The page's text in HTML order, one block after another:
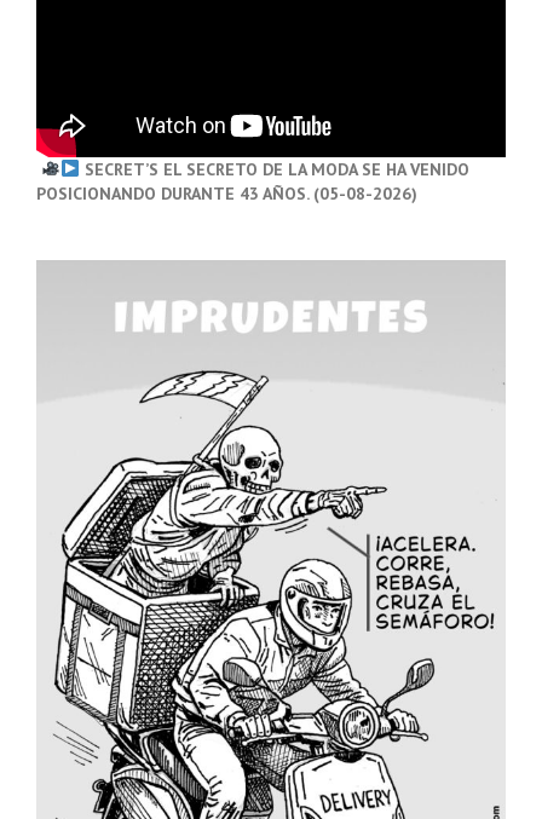
SECRET’S EL SECRETO DE LA MODA SE HA VENIDO
POSICIONANDO DURANTE 43 AÑOS. (05-08-2026)